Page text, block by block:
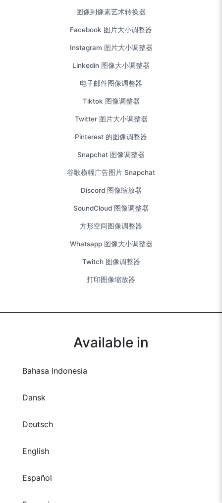
图像到像素艺术转换器
Facebook 图片大小调整器
Instagram 图片大小调整器
Linkedin 图像大小调整器
电子邮件图像调整器
Tiktok 图像调整器
Twitter 图片大小调整器
Pinterest 的图像调整器
Snapchat 图像调整器
谷歌横幅广告图片 Snapchat
Discord 图像缩放器
SoundCloud 图像调整器
方形空间图像调整器
Whatsapp 图像大小调整器
Twitch 图像调整器
打印图像缩放器
Available in
Bahasa Indonesia
Dansk
Deutsch
English
Español